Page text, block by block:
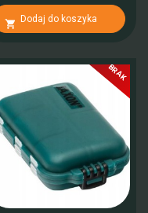
 Dodaj do koszyka
BRAK